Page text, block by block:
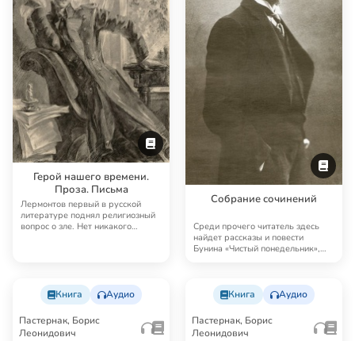
Герой нашего времени.
Проза. Письма
Лермонтов первый в русской
литературе поднял религиозный
вопрос о зле. Нет никакого
Собрание сочинений
Среди прочего читатель здесь
найдет рассказы и повести
Бунина «Чистый понедельник»,
Книга Аудио
Пастернак, Борис
Леонидович
Книга Аудио
Пастернак, Борис
Леонидович